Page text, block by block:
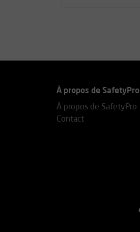
À propos de SafetyPro
À propos de SafetyPro
Contact